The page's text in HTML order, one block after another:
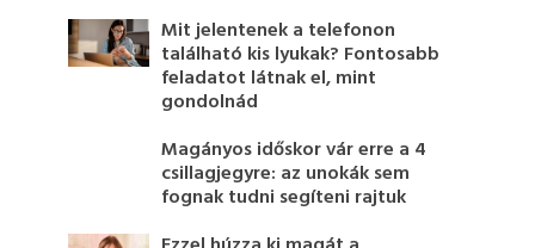
Mit jelentenek a telefonon
található kis lyukak? Fontosabb
feladatot látnak el, mint
gondolnád
Magányos időskor vár erre a 4
csillagjegyre: az unokák sem
fognak tudni segíteni rajtuk